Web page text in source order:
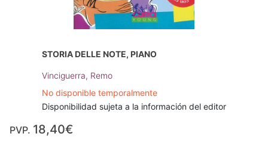
STORIA DELLE NOTE, PIANO
Vinciguerra, Remo
No disponible temporalmente
Disponibilidad sujeta a la información del editor
PVP. 18,40€